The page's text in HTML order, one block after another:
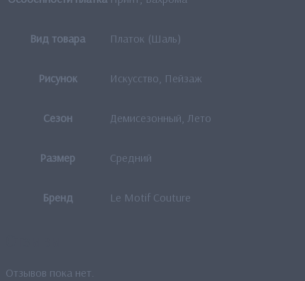
Вид товара Платок (Шаль)
Рисунок Искусство, Пейзаж
Сезон Демисезонный, Лето
Размер Средний
Бренд Le Motif Couture
Отзывов пока нет.